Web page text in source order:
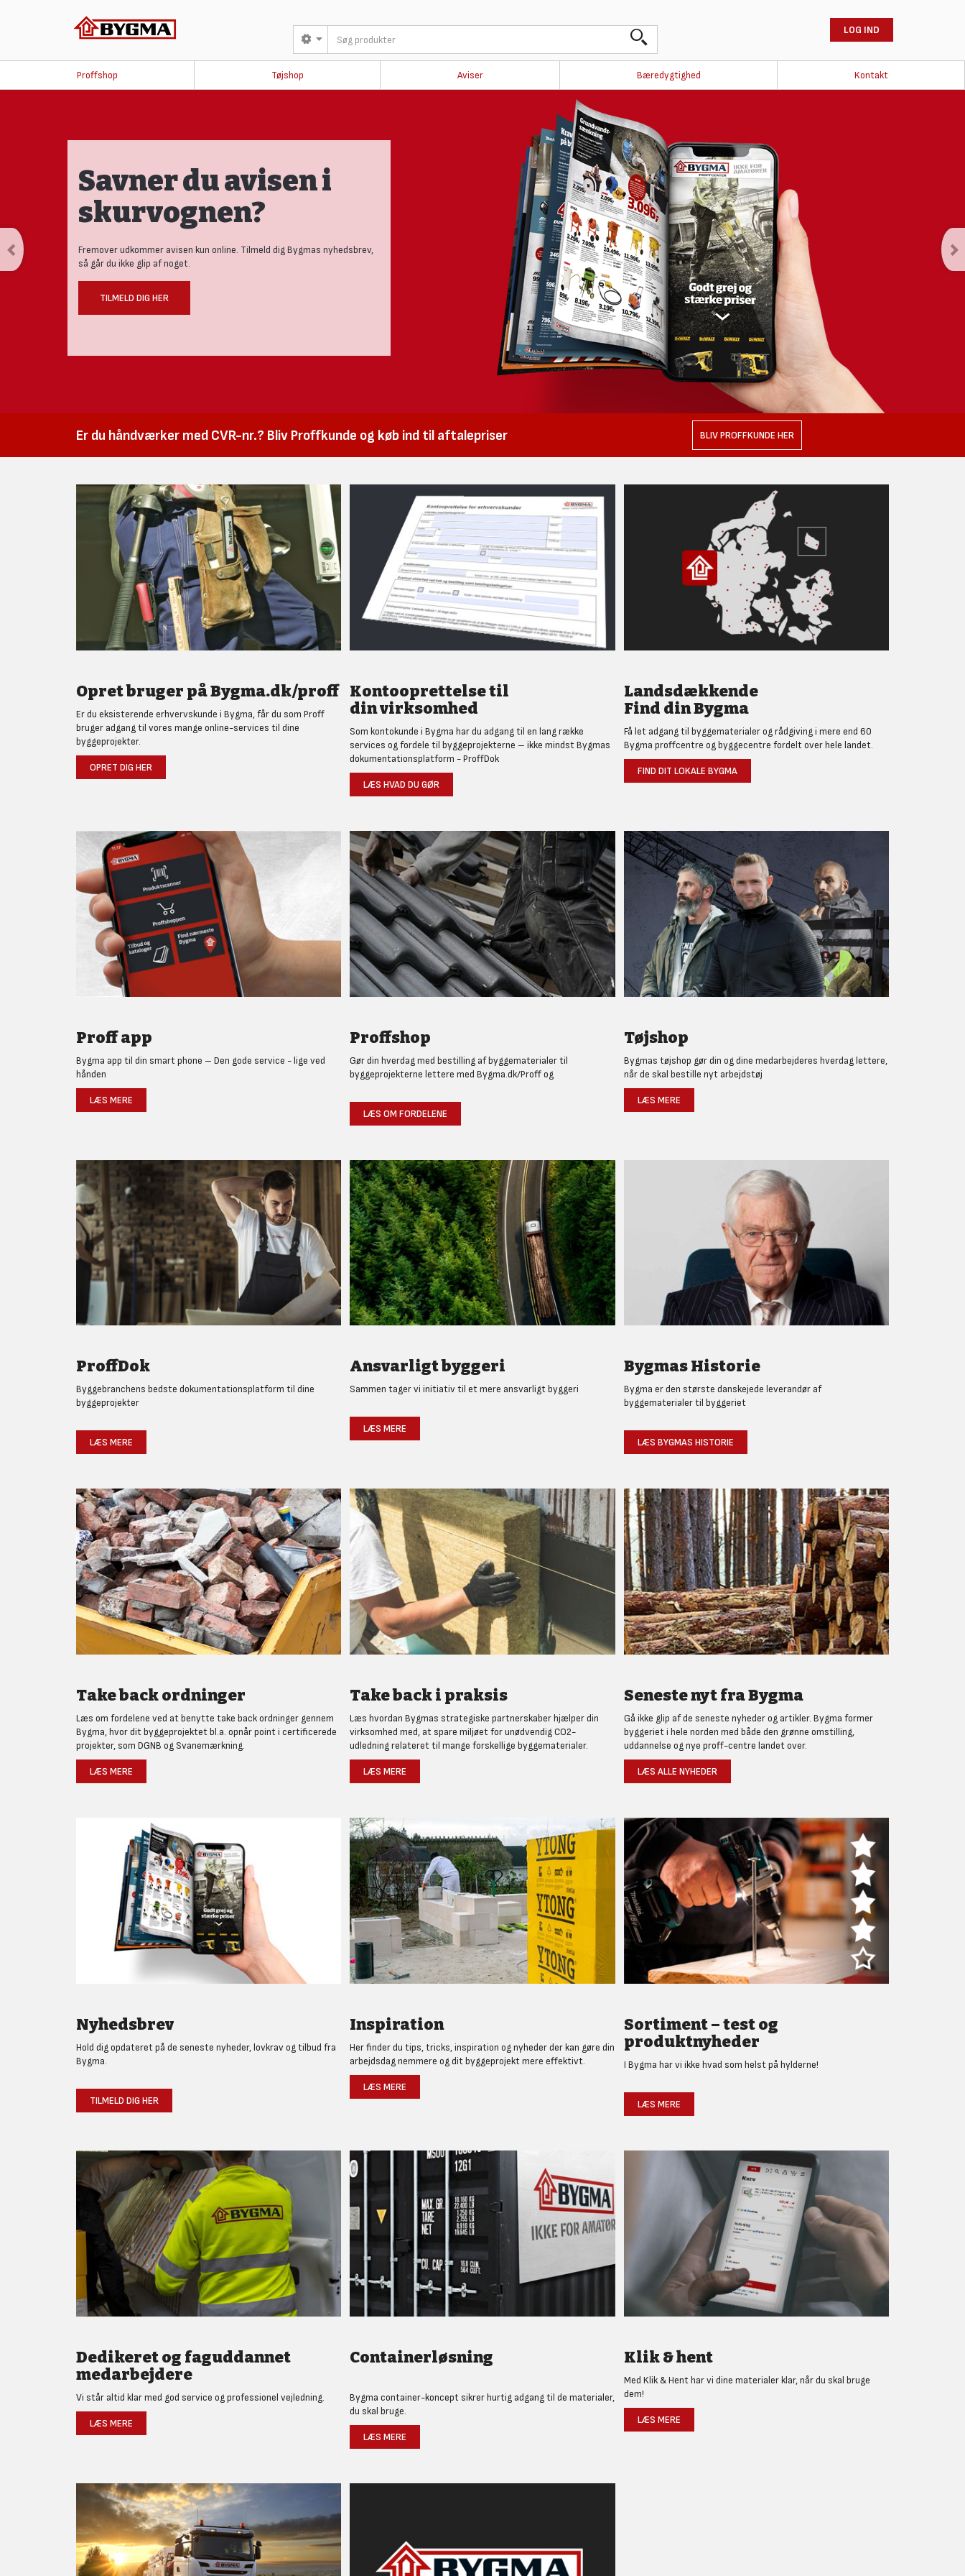
LOG IND
Proffshop Tøjshop Aviser Bæredygtighed Kontakt
Savner du avisen i
skurvognen?
Fremover udkommer avisen kun online. Tilmeld dig Bygmas nyhedsbrev,
så går du ikke glip af noget.
TILMELD DIG HER
Er du håndværker med CVR-nr.? Bliv Proffkunde og køb ind til aftalepriser BLIV PROFFKUNDE HER
Opret bruger på Bygma.dk/proff
Er du eksisterende erhvervskunde i Bygma, får du som Proff
bruger adgang til vores mange online-services til dine
byggeprojekter.
OPRET DIG HER
Kontooprettelse til
din virksomhed
Som kontokunde i Bygma har du adgang til en lang række
services og fordele til byggeprojekterne – ikke mindst Bygmas
dokumentationsplatform - ProffDok
LÆS HVAD DU GØR
Landsdækkende
Find din Bygma
Få let adgang til byggematerialer og rådgiving i mere end 60
Bygma proffcentre og byggecentre fordelt over hele landet.
FIND DIT LOKALE BYGMA
Proff app
Bygma app til din smart phone – Den gode service - lige ved
hånden
LÆS MERE
Proffshop
Gør din hverdag med bestilling af byggematerialer til
byggeprojekterne lettere med Bygma.dk/Proff og
LÆS OM FORDELENE
Tøjshop
Bygmas tøjshop gør din og dine medarbejderes hverdag lettere,
når de skal bestille nyt arbejdstøj
LÆS MERE
ProffDok
Byggebranchens bedste dokumentationsplatform til dine
byggeprojekter
LÆS MERE
Ansvarligt byggeri
Sammen tager vi initiativ til et mere ansvarligt byggeri
LÆS MERE
Bygmas Historie
Bygma er den største danskejede leverandør af
byggematerialer til byggeriet
LÆS BYGMAS HISTORIE
Take back ordninger
Læs om fordelene ved at benytte take back ordninger gennem
Bygma, hvor dit byggeprojektet bl.a. opnår point i certificerede
projekter, som DGNB og Svanemærkning.
LÆS MERE
Take back i praksis
Læs hvordan Bygmas strategiske partnerskaber hjælper din
virksomhed med, at spare miljøet for unødvendig CO2-
udledning relateret til mange forskellige byggematerialer.
LÆS MERE
Seneste nyt fra Bygma
Gå ikke glip af de seneste nyheder og artikler. Bygma former
byggeriet i hele norden med både den grønne omstilling,
uddannelse og nye proff-centre landet over.
LÆS ALLE NYHEDER
Nyhedsbrev
Hold dig opdateret på de seneste nyheder, lovkrav og tilbud fra
Bygma.
TILMELD DIG HER
Inspiration
Her finder du tips, tricks, inspiration og nyheder der kan gøre din
arbejdsdag nemmere og dit byggeprojekt mere effektivt.
LÆS MERE
Sortiment – test og
produktnyheder
I Bygma har vi ikke hvad som helst på hylderne!
LÆS MERE
Dedikeret og faguddannet
medarbejdere
Vi står altid klar med god service og professionel vejledning.
LÆS MERE
Containerløsning
Bygma container-koncept sikrer hurtig adgang til de materialer,
du skal bruge.
LÆS MERE
Klik & hent
Med Klik & Hent har vi dine materialer klar, når du skal bruge
dem!
LÆS MERE